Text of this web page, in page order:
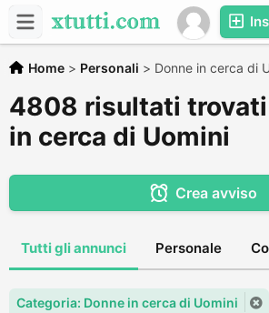
Home > Personali > Donne in cerca di
4808 risultati trovati
in cerca di Uomini
Crea avviso
Tutti gli annunci Personale
Categoria: Donne in cerca di Uomini